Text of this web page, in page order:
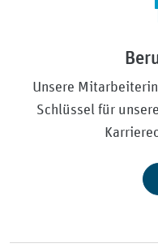
Unsere
Schlüssel für